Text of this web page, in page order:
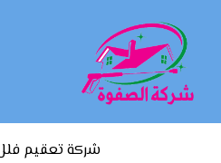
شركة تعقيم